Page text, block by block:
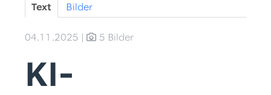
Text Bilder
04.11.2025 5 Bilder
KI-